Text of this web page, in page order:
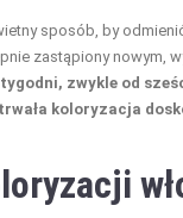
sposób, by
zastąpiony nowym,
zwykle od
koloryzacja